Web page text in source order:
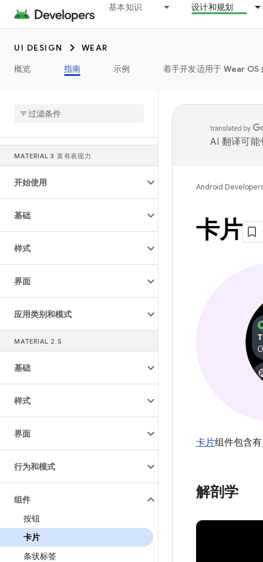
基本知识 设计和规划
UI DESIGN
WEAR
概览
指南 示例 着手开发适用于 Wear OS
MATERIAL 3 富有表现力
开始使用
基础
样式
界面
应用类别和模式
MATERIAL 2 . 5
基础
样式
界面
行为和模式
组件
按钮
卡片
条状标签
AI 翻译可能
Android
卡片
卡片组件包含
解剖学